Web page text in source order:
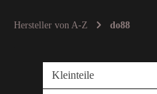
Hersteller von A-Z do88
Kleinteile